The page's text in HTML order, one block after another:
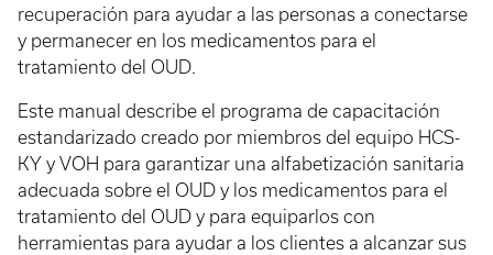
recuperación para ayudar a las personas a conectarse
y permanecer en los medicamentos para el
tratamiento del OUD.
Este manual describe el programa de capacitación
estandarizado creado por miembros del equipo HCS-
KY y VOH para garantizar una alfabetización sanitaria
adecuada sobre el OUD y los medicamentos para el
tratamiento del OUD y para equiparlos con
herramientas para ayudar a los clientes a alcanzar sus